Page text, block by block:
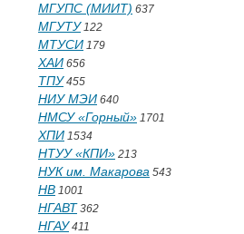
МГУПС (МИИТ) 637
МГУТУ122
МТУСИ 179
ХАИ 656
ТПУ455
НИУ МЭИ 640
НМСУ «Горный» 1701
ХПИ 1534
НТУУ «КПИ» 213
НУК им. Макарова 543
НВ 1001
НГАВТ 362
НГАУ411